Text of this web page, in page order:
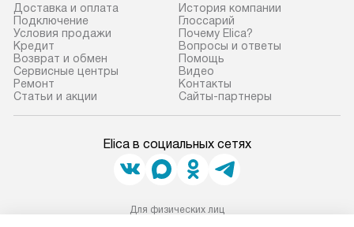
Доставка и оплата
Подключение
Условия продажи
Кредит
Возврат и обмен
Сервисные центры
Ремонт
Статьи и акции
История компании
Глоссарий
Почему Elica?
Вопросы и ответы
Помощь
Видео
Контакты
Сайты-партнеры
Elica в социальных сетях
Для физических лиц